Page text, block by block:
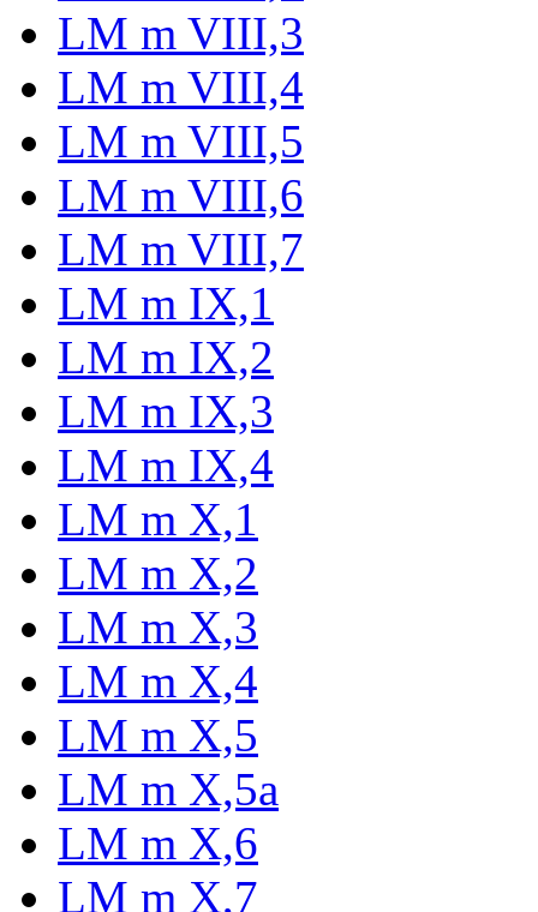
LM m VIII,3
LM m VIII,4
LM m VIII,5
LM m VIII,6
LM m VIII,7
LM m IX,1
LM m IX,2
LM m IX,3
LM m IX,4
LM m X,1
LM m X,2
LM m X,3
LM m X,4
LM m X,5
LM m X,5a
LM m X,6
LM m X,7